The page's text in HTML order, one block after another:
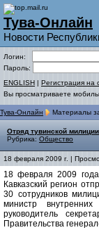
Тува-Онлайн
Новости
Логин:
Пароль:
ENGLISH | Регистрация на
Вы просматриваете
Тува-Онлайн Материалы
Отряд тувинской
Рубрика: Общество
18 февраля 2009 г. |
18 февраля 2009
Кавказский регион
30 сотрудников
министр
руководитель
Правительства